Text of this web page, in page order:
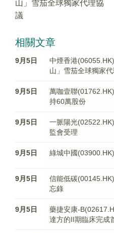
山」雪茄全球獨家代理協
議
相關文章
9月5日
中煙香港
山」雪茄全球獨家
9月5日
萬咖壹聯
持60萬股份
9月5日
一脈陽光
監會受理
9月5日 綠城中國
9月5日
信能低碳
忘錄
9月5日
藥捷安康-
達方的II期臨床完成